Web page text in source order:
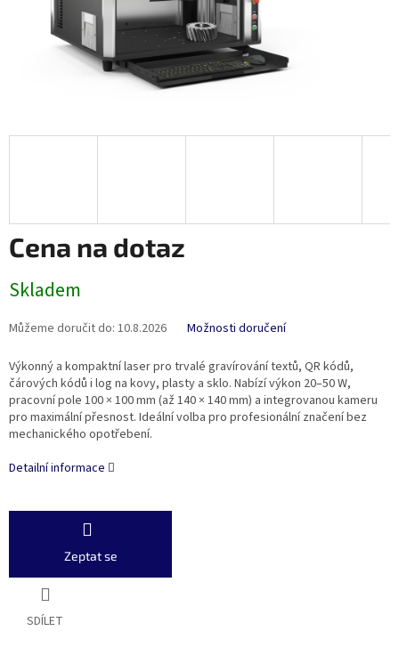
Cena na dotaz
cena:
Skladem
Můžeme doručit do: 10.8.2026 Možnosti doručení
Výkonný a kompaktní laser pro trvalé gravírování textů, QR kódů,
čárových kódů i log na kovy, plasty a sklo. Nabízí výkon 20–50 W,
pracovní pole 100 × 100 mm (až 140 × 140 mm) a integrovanou kameru
pro maximální přesnost. Ideální volba pro profesionální značení bez
mechanického opotřebení.
Detailní informace
Zeptat se
SDÍLET